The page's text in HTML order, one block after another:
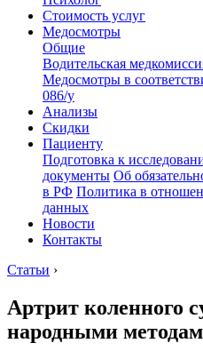
Стоимость услуг
Медосмотры
Общие
Водительская
Медосмотры в
086/у
Анализы
Скидки
Пациенту
Подготовка к
документы Об
в РФ Политика в
данных
Новости
Контакты
Статьи ›
Артрит коленного
народными